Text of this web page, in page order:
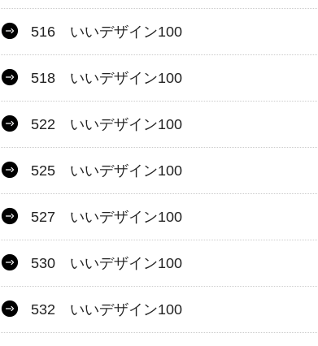
516 いいデザイン100
518 いいデザイン100
522 いいデザイン100
525 いいデザイン100
527 いいデザイン100
530 いいデザイン100
532 いいデザイン100